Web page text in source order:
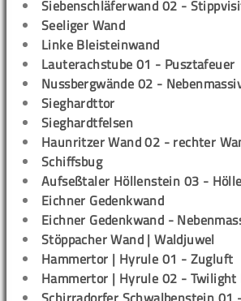
Siebenschläferwand 02 -
Seeliger Wand
Linke Bleisteinwand
Lauterachstube 01 - Pusztafeuer
Nussbergwände 02 -
Sieghardttor
Sieghardtfelsen
Haunritzer Wand 02 - rechter
Schiffsbug
Aufseßtaler Höllenstein 03 -
Eichner Gedenkwand
Eichner Gedenkwand -
Stöppacher Wand | Waldjuwel
Hammertor | Hyrule 01 - Zugluft
Hammertor | Hyrule 02 - Twilight